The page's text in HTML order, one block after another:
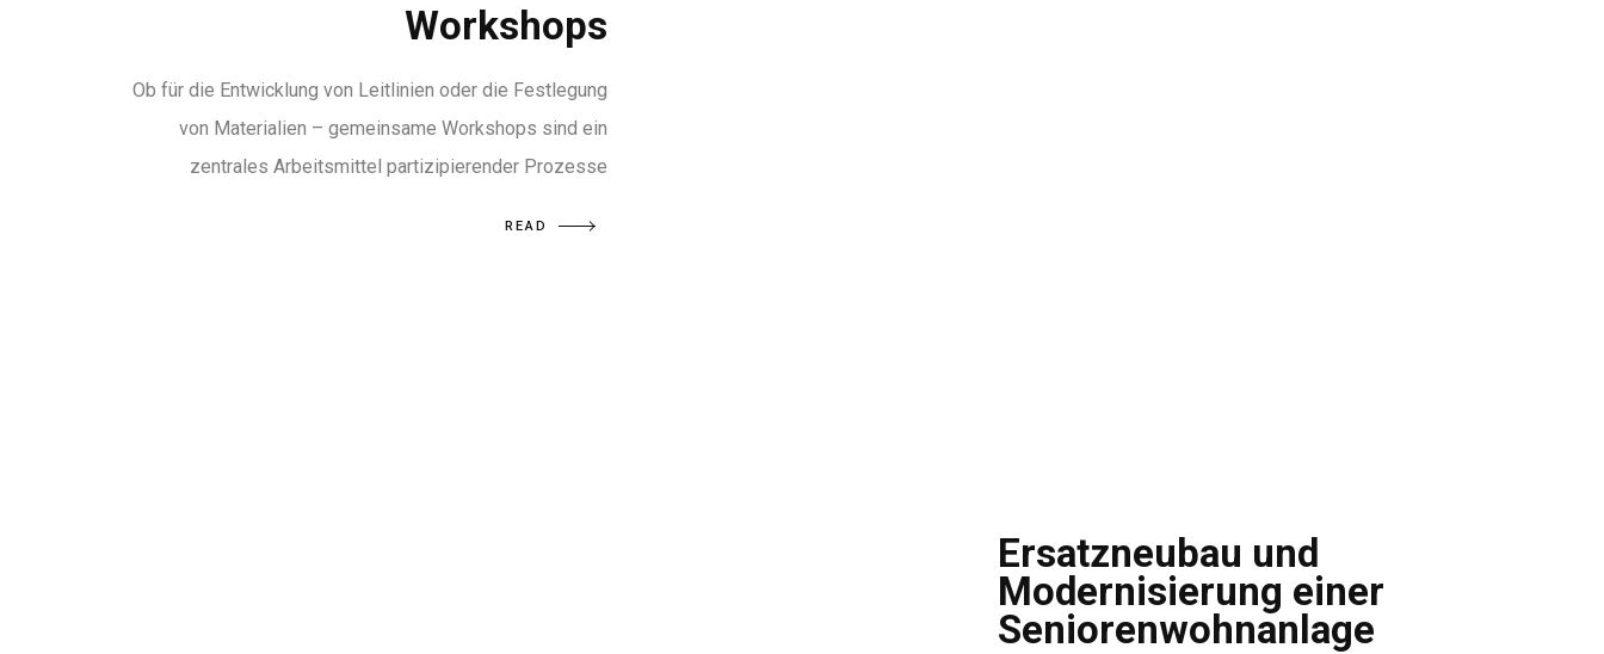
Workshops
Ob für die Entwicklung von Leitlinien oder die Festlegung
von Materialien – gemeinsame Workshops sind ein
zentrales Arbeitsmittel partizipierender Prozesse
READ
Ersatzneubau und
Modernisierung einer
Seniorenwohnanlage